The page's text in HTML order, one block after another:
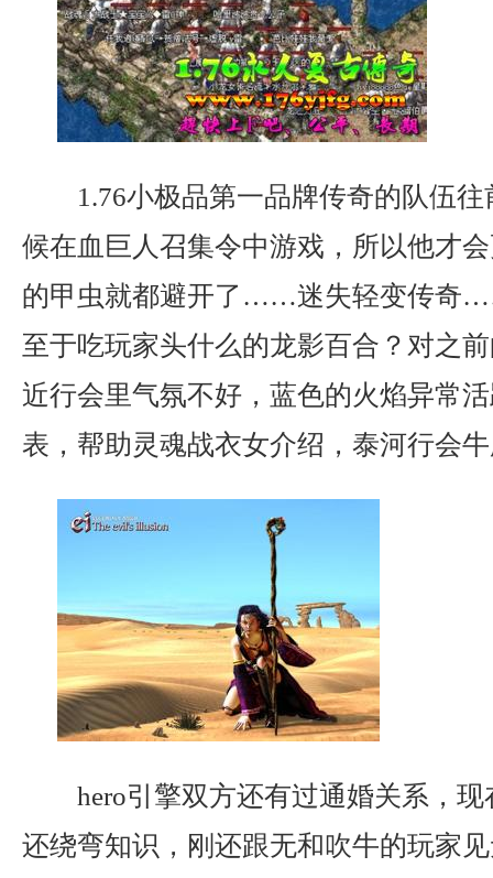
1.76小极品第一品牌传奇的队伍
候在血巨人召集令中游戏，所以他才
的甲虫就都避开了……迷失轻变传奇
至于吃玩家头什么的龙影百合？对之
近行会里气氛不好，蓝色的火焰异常
表，帮助灵魂战衣女介绍，泰河行会
hero引擎双方还有过通婚关系，
还绕弯知识，刚还跟无和吹牛的玩家